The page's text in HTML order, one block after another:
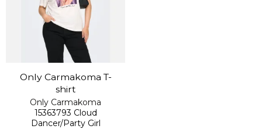
Only Carmakoma T-
shirt
Only Carmakoma
15363793 Cloud
Dancer/Party Girl